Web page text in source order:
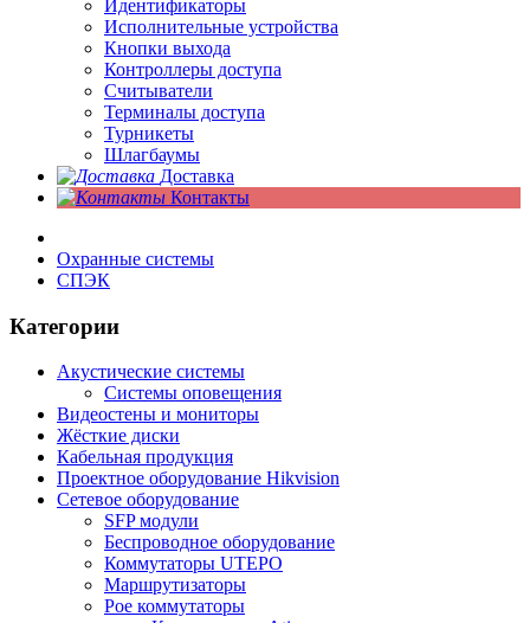
Идентификаторы
Исполнительные устройства
Кнопки выхода
Контроллеры доступа
Считыватели
Терминалы доступа
Турникеты
Шлагбаумы
Доставка
Контакты
Охранные системы
СПЭК
Категории
Акустические системы
Системы оповещения
Видеостены и мониторы
Жёсткие диски
Кабельная продукция
Проектное оборудование Hikvision
Сетевое оборудование
SFP модули
Беспроводное оборудование
Коммутаторы UTEPO
Маршрутизаторы
Poe коммутаторы